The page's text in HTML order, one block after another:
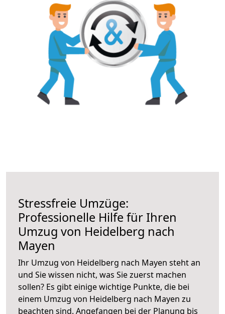
Stressfreie Umzüge:
Professionelle Hilfe für Ihren
Umzug von Heidelberg nach
Mayen
Ihr Umzug von Heidelberg nach Mayen steht an
und Sie wissen nicht, was Sie zuerst machen
sollen? Es gibt einige wichtige Punkte, die bei
einem Umzug von Heidelberg nach Mayen zu
beachten sind. Angefangen bei der Planung bis